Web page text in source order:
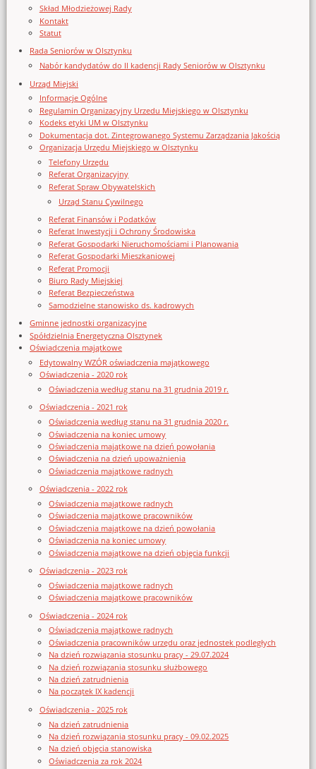
Skład Młodzieżowej Rady
Kontakt
Statut
Rada Seniorów w Olsztynku
Nabór kandydatów do II kadencji Rady Seniorów w Olsztynku
Urząd Miejski
Informacje Ogólne
Regulamin Organizacyjny Urzedu Miejskiego w Olsztynku
Kodeks etyki UM w Olsztynku
Dokumentacja dot. Zintegrowanego Systemu Zarządzania Jakością
Organizacja Urzędu Miejskiego w Olsztynku
Telefony Urzędu
Referat Organizacyjny
Referat Spraw Obywatelskich
Urząd Stanu Cywilnego
Referat Finansów i Podatków
Referat Inwestycji i Ochrony Środowiska
Referat Gospodarki Nieruchomościami i Planowania
Referat Gospodarki Mieszkaniowej
Referat Promocji
Biuro Rady Miejskiej
Referat Bezpieczeństwa
Samodzielne stanowisko ds. kadrowych
Gminne jednostki organizacyjne
Spółdzielnia Energetyczna Olsztynek
Oświadczenia majątkowe
Edytowalny WZÓR oświadczenia majątkowego
Oświadczenia - 2020 rok
Oświadczenia według stanu na 31 grudnia 2019 r.
Oświadczenia - 2021 rok
Oświadczenia według stanu na 31 grudnia 2020 r.
Oświadczenia na koniec umowy
Oświadczenia majątkowe na dzień powołania
Oświadczenia na dzień upoważnienia
Oświadczenia majątkowe radnych
Oświadczenia - 2022 rok
Oświadczenia majątkowe radnych
Oświadczenia majątkowe pracowników
Oświadczenia majątkowe na dzień powołania
Oświadczenia na koniec umowy
Oświadczenia majątkowe na dzień objęcia funkcji
Oświadczenia - 2023 rok
Oświadczenia majątkowe radnych
Oświadczenia majątkowe pracowników
Oświadczenia - 2024 rok
Oświadczenia majątkowe radnych
Oświadczenia pracowników urzędu oraz jednostek podległych
Na dzień rozwiązania stosunku pracy - 29.07.2024
Na dzień rozwiązania stosunku służbowego
Na dzień zatrudnienia
Na początek IX kadencji
Oświadczenia - 2025 rok
Na dzień zatrudnienia
Na dzień rozwiązania stosunku pracy - 09.02.2025
Na dzień objęcia stanowiska
Oświadczenia za rok 2024